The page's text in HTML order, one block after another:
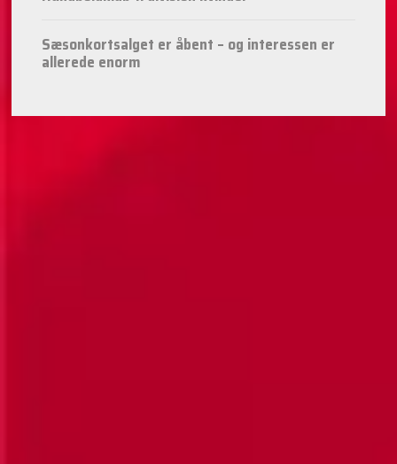
Sæsonkortsalget er åbent – og interessen er
allerede enorm